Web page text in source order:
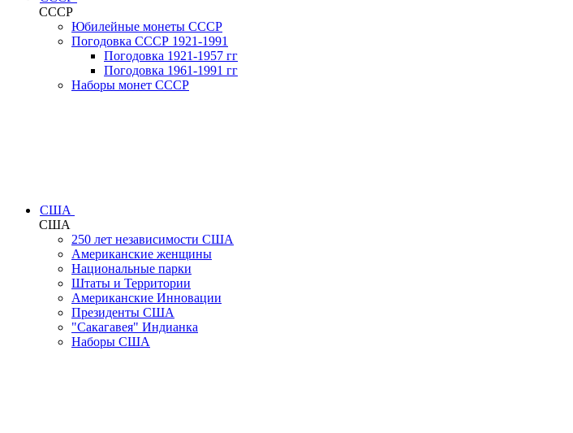
СССР
Юбилейные монеты СССР
Погодовка СССР 1921-1991
Погодовка 1921-1957 гг
Погодовка 1961-1991 гг
Наборы монет СССР
США
США
250 лет независимости США
Американские женщины
Национальные парки
Штаты и Территории
Американские Инновации
Президенты США
"Сакагавея" Индианка
Наборы США